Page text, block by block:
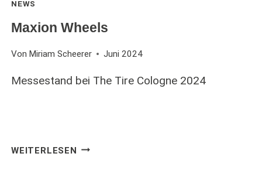
NEWS
Maxion Wheels
Von Miriam Scheerer Juni 2024
Messestand bei The Tire Cologne 2024
WEITERLESEN MAXION